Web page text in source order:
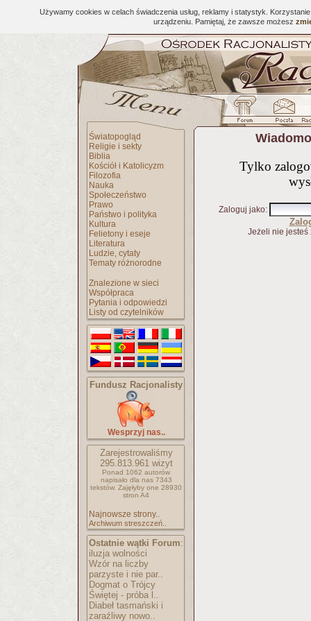
Używamy cookies w celach świadczenia usług, reklamy i statystyk.
urządzeniu. Pamiętaj, że zawsze możesz
Światopogląd
Religie i sekty
Biblia
Kościół i Katolicyzm
Filozofia
Nauka
Społeczeństwo
Prawo
Państwo i polityka
Kultura
Felietony i eseje
Literatura
Ludzie, cytaty
Tematy różnorodne
Znalezione w sieci
Współpraca
Pytania i odpowiedzi
Listy od czytelników
Fundusz Racjonalisty
Wesprzyj nas..
Zarejestrowaliśmy
295.813.961wizyt
Ponad 1062 autorów
napisało dla nas 7343
tekstów. Zajęłyby one 28930
stron A4
Najnowsze strony..
Archiwum streszczeń..
Ostatnie wątki Forum:
iluzja wolności
Wzór na liczby
parzyste i nie par..
Dogmat o Trójcy
Świętej - próba l..
Diabeł tasmański i
zaraźliwy nowo..
Tylko
Zaloguj jako:
Jeżeli nie